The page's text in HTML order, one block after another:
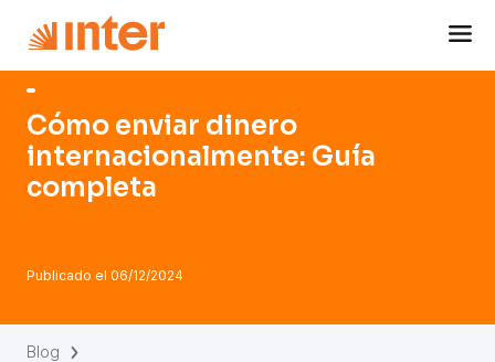
Cómo enviar dinero
internacionalmente: Guía
completa
Publicado el 06/12/2024
Blog
Navigated to Cómo enviar dinero internacionalmente: